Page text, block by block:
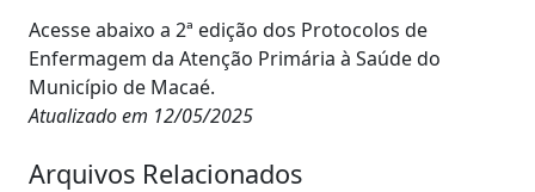
Acesse abaixo a 2ª edição dos Protocolos de
Enfermagem da Atenção Primária à Saúde do
Município de Macaé.
Atualizado em 12/05/2025
Arquivos Relacionados